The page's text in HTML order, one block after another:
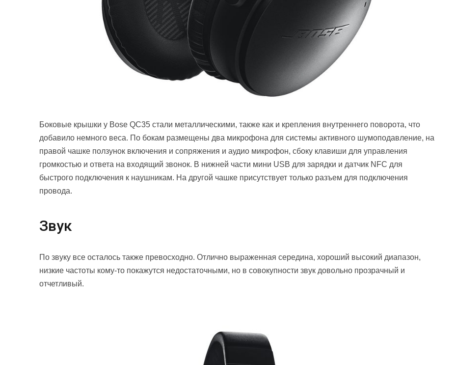
Боковые крышки у Bose QC35 стали металлическими, также как и крепления внутреннего поворота, что
добавило немного веса. По бокам размещены два микрофона для системы активного шумоподавление, на
правой чашке ползунок включения и сопряжения и аудио микрофон, сбоку клавиши для управления
громкостью и ответа на входящий звонок. В нижней части мини USB для зарядки и датчик NFC для
быстрого подключения к наушникам. На другой чашке присутствует только разъем для подключения
провода.
Звук
По звуку все осталось также превосходно. Отлично выраженная середина, хороший высокий диапазон,
низкие частоты кому-то покажутся недостаточными, но в совокупности звук довольно прозрачный и
отчетливый.